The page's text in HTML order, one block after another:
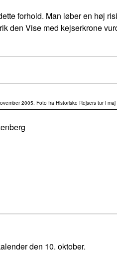
forhold. Man løber en høj
den Vise med kejserkrone
2005. Foto fra Historiske Rejsers tur i maj
den 10. oktober.